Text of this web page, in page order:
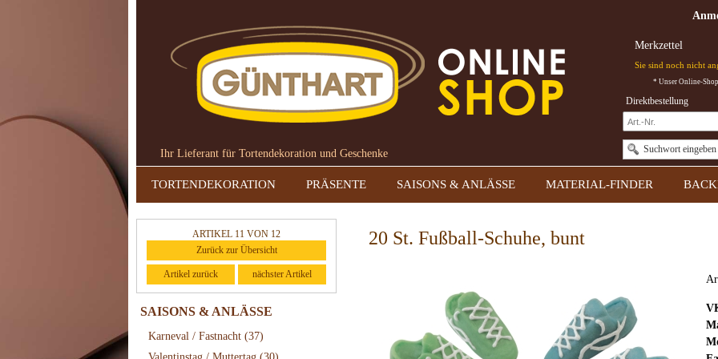
Ihr Lieferant für Tortendekoration und Geschenke
Merkzettel
Sie sind noch nicht
* Unser Online-
Suchwort eingeben
Direktbestellung
TORTENDEKORATION PRÄSENTE SAISONS & ANLÄSSE MATERIAL-FINDER
ARTIKEL 11 VON 12
Zurück zur Übersicht
Artikel zurück nächster Artikel
SAISONS & ANLÄSSE
Karneval / Fastnacht (37)
20 St. Fußball-Schuhe, bunt